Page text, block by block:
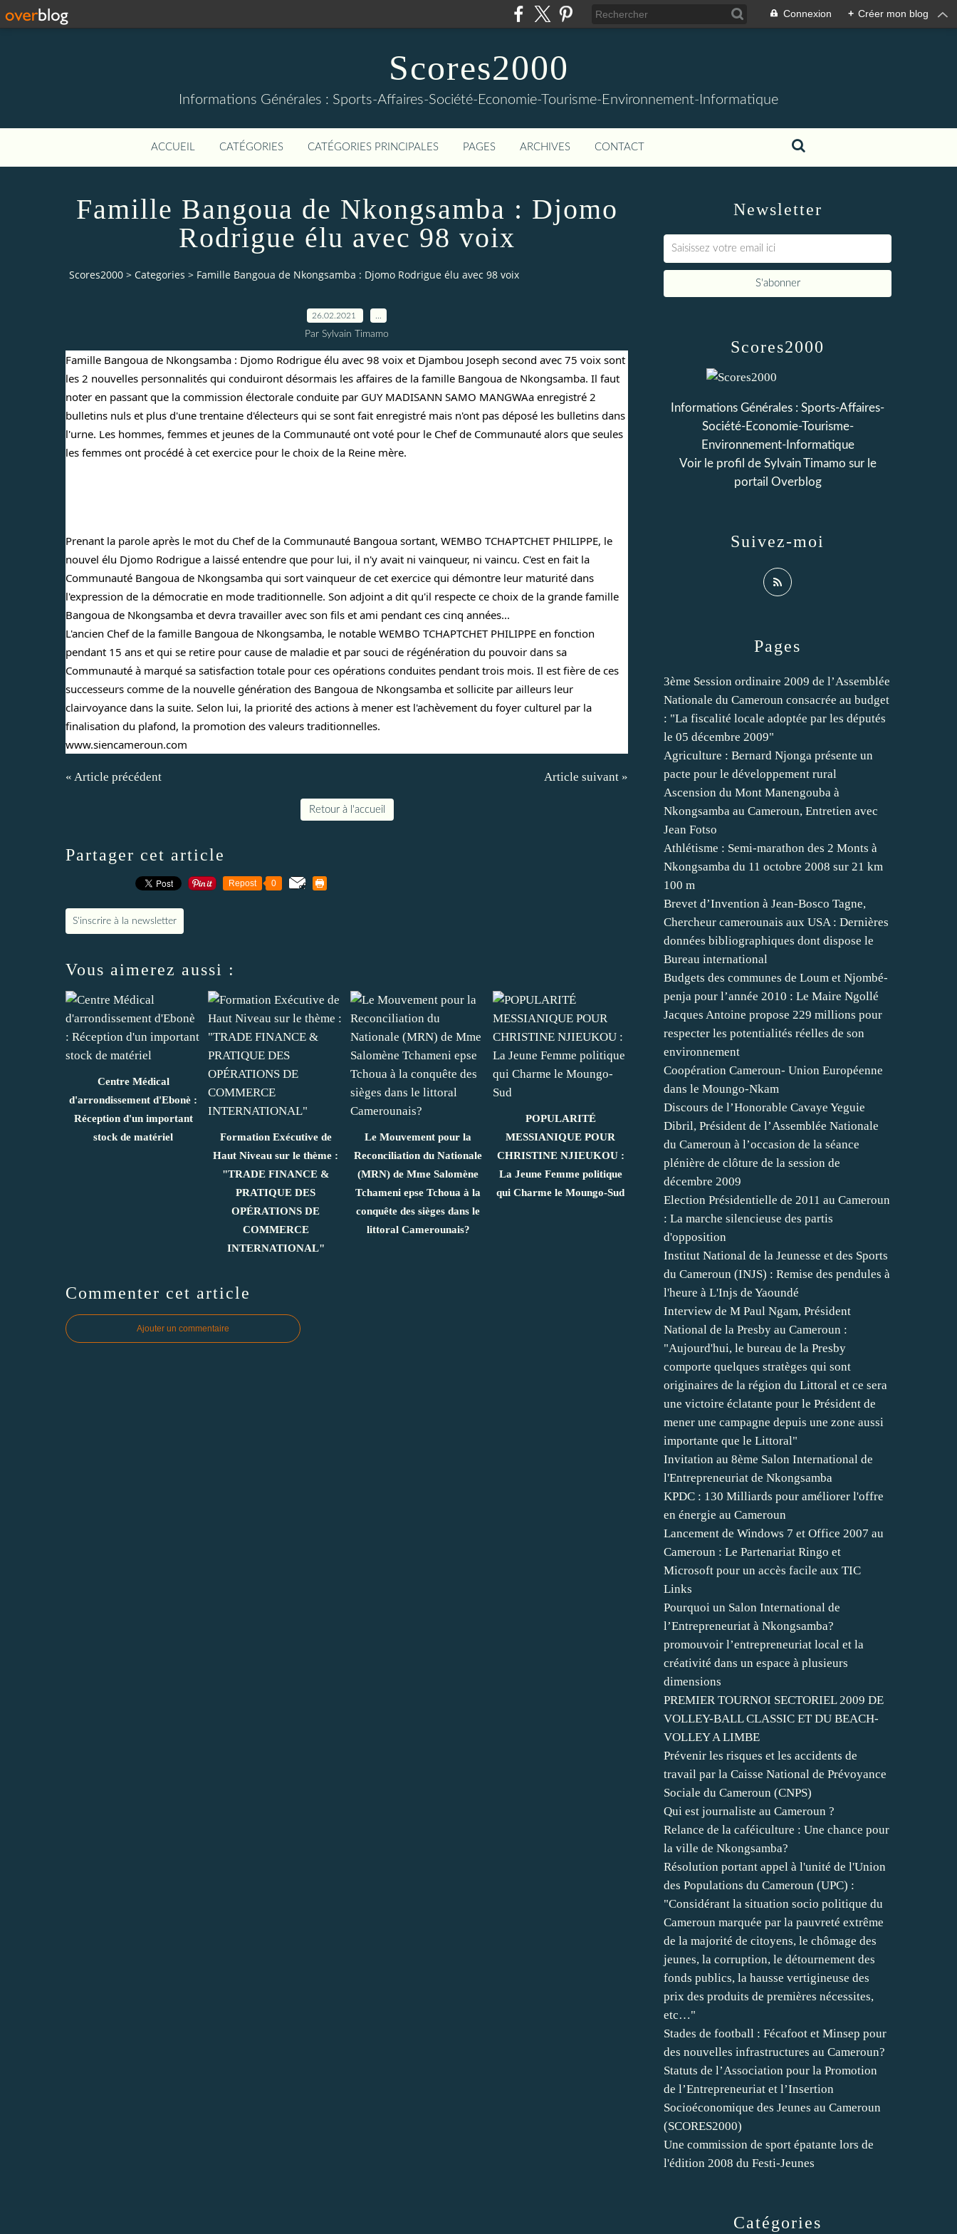
Connexion + Créer mon blog
Scores2000
Informations Générales : Sports-Affaires-Société-Economie-Tourisme-Environnement-Informatique
ACCUEIL CATÉGORIES CATÉGORIES PRINCIPALES PAGES ARCHIVES CONTACT
Famille Bangoua de Nkongsamba : Djomo
Rodrigue élu avec 98 voix
Scores2000 > Categories > Famille Bangoua de Nkongsamba : Djomo Rodrigue élu avec 98 voix
26.02.2021
Par Sylvain Timamo
Famille Bangoua de Nkongsamba : Djomo Rodrigue élu avec 98 voix et Djambou Joseph second avec 75 voix sont
les 2 nouvelles personnalités qui conduiront désormais les affaires de la famille Bangoua de Nkongsamba. Il faut
noter en passant que la commission électorale conduite par GUY MADISANN SAMO MANGWAa enregistré 2
bulletins nuls et plus d'une trentaine d'électeurs qui se sont fait enregistré mais n'ont pas déposé les bulletins dans
l'urne. Les hommes, femmes et jeunes de la Communauté ont voté pour le Chef de Communauté alors que seules
les femmes ont procédé à cet exercice pour le choix de la Reine mère.
Prenant la parole après le mot du Chef de la Communauté Bangoua sortant, WEMBO TCHAPTCHET PHILIPPE, le
nouvel élu Djomo Rodrigue a laissé entendre que pour lui, il n'y avait ni vainqueur, ni vaincu. C'est en fait la
Communauté Bangoua de Nkongsamba qui sort vainqueur de cet exercice qui démontre leur maturité dans
l'expression de la démocratie en mode traditionnelle. Son adjoint a dit qu'il respecte ce choix de la grande famille
Bangoua de Nkongsamba et devra travailler avec son fils et ami pendant ces cinq années...
L'ancien Chef de la famille Bangoua de Nkongsamba, le notable WEMBO TCHAPTCHET PHILIPPE en fonction
pendant 15 ans et qui se retire pour cause de maladie et par souci de régénération du pouvoir dans sa
Communauté à marqué sa satisfaction totale pour ces opérations conduites pendant trois mois. Il est fière de ces
successeurs comme de la nouvelle génération des Bangoua de Nkongsamba et sollicite par ailleurs leur
clairvoyance dans la suite. Selon lui, la priorité des actions à mener est l'achèvement du foyer culturel par la
finalisation du plafond, la promotion des valeurs traditionnelles.
www.siencameroun.com
« Article précédent Article suivant »
Retour à l'accueil
Partager cet article
Repost 0
S'inscrire à la newsletter
Vous aimerez aussi :
Centre Médical
d'arrondissement d'Ebonè :
Réception d'un important
stock de matériel
Formation Exécutive de
Haut Niveau sur le thème :
"TRADE FINANCE &
PRATIQUE DES
OPÉRATIONS DE
COMMERCE
INTERNATIONAL"
Le Mouvement pour la
Reconciliation du Nationale
(MRN) de Mme Salomène
Tchameni epse Tchoua à la
conquête des sièges dans le
littoral Camerounais?
POPULARITÉ
MESSIANIQUE POUR
CHRISTINE NJIEUKOU :
La Jeune Femme politique
qui Charme le Moungo-Sud
Commenter cet article
Ajouter un commentaire
Newsletter
Catégories
Pages
3ème Session ordinaire 2009 de l’Assemblée
Nationale du Cameroun consacrée au budget
: "La fiscalité locale adoptée par les députés
le 05 décembre 2009"
Agriculture : Bernard Njonga présente un
pacte pour le développement rural
Ascension du Mont Manengouba à
Nkongsamba au Cameroun, Entretien avec
Jean Fotso
Athlétisme : Semi-marathon des 2 Monts à
Nkongsamba du 11 octobre 2008 sur 21 km
100 m
Brevet d’Invention à Jean-Bosco Tagne,
Chercheur camerounais aux USA : Dernières
données bibliographiques dont dispose le
Bureau international
Budgets des communes de Loum et Njombé-
penja pour l’année 2010 : Le Maire Ngollé
Jacques Antoine propose 229 millions pour
respecter les potentialités réelles de son
environnement
Coopération Cameroun- Union Européenne
dans le Moungo-Nkam
Discours de l’Honorable Cavaye Yeguie
Dibril, Président de l’Assemblée Nationale
du Cameroun à l’occasion de la séance
plénière de clôture de la session de
décembre 2009
Election Présidentielle de 2011 au Cameroun
: La marche silencieuse des partis
d'opposition
Institut National de la Jeunesse et des Sports
du Cameroun (INJS) : Remise des pendules à
l'heure à L'Injs de Yaoundé
Interview de M Paul Ngam, Président
National de la Presby au Cameroun :
"Aujourd'hui, le bureau de la Presby
comporte quelques stratèges qui sont
originaires de la région du Littoral et ce sera
une victoire éclatante pour le Président de
mener une campagne depuis une zone aussi
importante que le Littoral"
Invitation au 8ème Salon International de
l'Entrepreneuriat de Nkongsamba
KPDC : 130 Milliards pour améliorer l'offre
en énergie au Cameroun
Lancement de Windows 7 et Office 2007 au
Cameroun : Le Partenariat Ringo et
Microsoft pour un accès facile aux TIC
Links
Pourquoi un Salon International de
l’Entrepreneuriat à Nkongsamba?
promouvoir l’entrepreneuriat local et la
créativité dans un espace à plusieurs
dimensions
PREMIER TOURNOI SECTORIEL 2009 DE
VOLLEY-BALL CLASSIC ET DU BEACH-
VOLLEY A LIMBE
Prévenir les risques et les accidents de
travail par la Caisse National de Prévoyance
Sociale du Cameroun (CNPS)
Qui est journaliste au Cameroun ?
Relance de la caféiculture : Une chance pour
la ville de Nkongsamba?
Résolution portant appel à l'unité de l'Union
des Populations du Cameroun (UPC) :
"Considérant la situation socio politique du
Cameroun marquée par la pauvreté extrême
de la majorité de citoyens, le chômage des
jeunes, la corruption, le détournement des
fonds publics, la hausse vertigineuse des
prix des produits de premières nécessites,
etc…"
Stades de football : Fécafoot et Minsep pour
des nouvelles infrastructures au Cameroun?
Statuts de l’Association pour la Promotion
de l’Entrepreneuriat et l’Insertion
Socioéconomique des Jeunes au Cameroun
(SCORES2000)
Une commission de sport épatante lors de
l'édition 2008 du Festi-Jeunes
Scores2000
Informations Générales : Sports-Affaires-
Société-Economie-Tourisme-
Environnement-Informatique
Voir le profil de Sylvain Timamo sur le
portail Overblog
Suivez-moi